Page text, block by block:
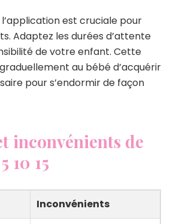
est cruciale pour
Adaptez les durées d’attente
de votre enfant. Cette
au bébé d’acquérir
pour s’endormir de façon
inconvénients de
10 15
Inconvénients